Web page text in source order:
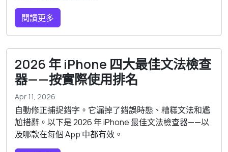
閱讀更多
2026 年 iPhone 四大最佳文法檢查
器——按實際使用排名
Apr 11, 2026
自動修正捕捉錯字。它漏掉了錯誤時態、糟糕文法和尷
尬措辭。以下是 2026 年 iPhone 最佳文法檢查器——以
及哪款在每個 App 中都有效。